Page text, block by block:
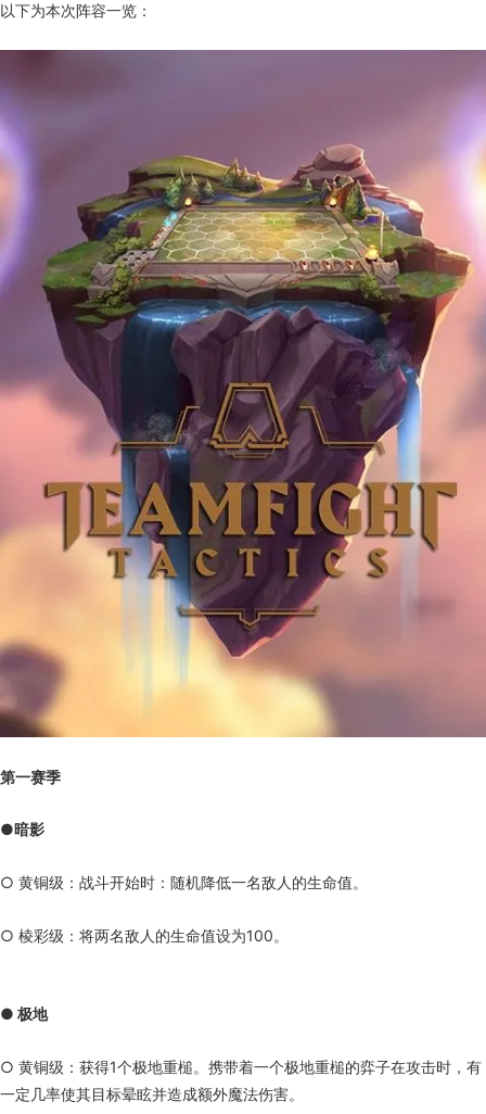
以下为本次阵容一览：
第一赛季
●暗影
○ 黄铜级：战斗开始时：随机降低一名敌人的生命值。
○ 棱彩级：将两名敌人的生命值设为100。
● 极地
○ 黄铜级：获得1个极地重槌。携带着一个极地重槌的弈子在攻击时，有
一定几率使其目标晕眩并造成额外魔法伤害。